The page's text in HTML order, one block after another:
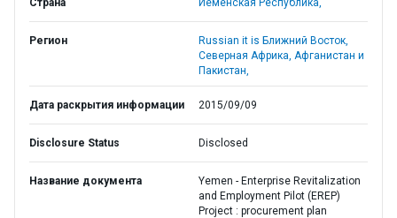
Страна Йеменская Республика,
Регион
Russian it is Ближний Восток,
Северная Африка, Афганистан и
Пакистан,
Дата раскрытия информации 2015/09/09
Disclosure Status Disclosed
Название документа
Yemen - Enterprise Revitalization
and Employment Pilot (EREP)
Project : procurement plan